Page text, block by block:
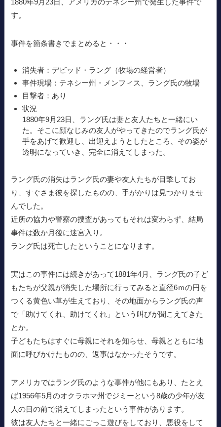
1880年9月23日、アメリカのテネシー州で発生した事件で
す。
事件を箇条書きでまとめると・・・
消失者：デビッド・ラング（牧場の経営者）
事件現場：テネシー州・メンフィス、ラング氏の牧場
目撃者：あり
状況
1880年9月23日、ラング氏は妻と友人たちと一緒にい
た。そこに顔なじみの友人がやってきたのでラング氏が
手をあげて歓迎し、出迎えようとしたところ、その姿が
透明になっていき、完全に消えてしまった。
ラング氏の消失はラング氏の妻や友人たちが目撃してお
り、すぐさま彼を探したものの、手がかりは見つかりませ
んでした。
近所の協力や警察の捜査があってもそれは変わらず、結局
事件は数か月後に迷宮入り。
ラング氏は死亡したということになります。
実はこの事件には続きがあって1881年4月、ラング氏の子ど
もたちが父親が消失した場所に行ってみると直径6ｍの円を
つくる黄色い草が生えており、その地面からラング氏の声
で「助けてくれ、助けてくれ」という叫びが聞こえてきた
とか。
子どもたちはすぐに母親にそれを知らせ、母親とともに地
面に呼びかけたものの、返事はなかったそうです。
アメリカではラング氏のような事件が他にもあり、たとえ
ば1956年5月のオクラホマ州でジミーという8歳の少年が友
人の目の前で消えてしまったという事件があります。
彼は友人たちと一緒にごっこ遊びをしており、悪役をして